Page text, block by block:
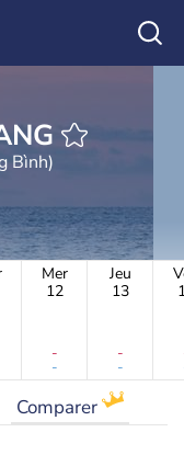
Bình)
Mer
12
-
-
Jeu
13
-
-
Comparer